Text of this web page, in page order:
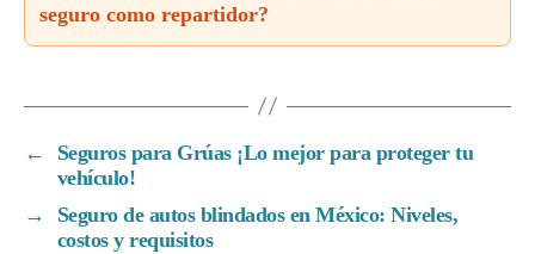
seguro como repartidor?
←
Seguros para Grúas ¡Lo mejor para proteger tu
vehículo!
→
Seguro de autos blindados en México: Niveles,
costos y requisitos